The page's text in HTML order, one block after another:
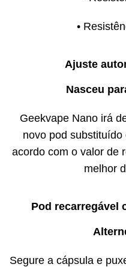
•
Ajuste
Nasceu
Geekvape Nano irá
novo pod
acordo com o valor de
melhor
Pod recarregável
Segure a cápsula e